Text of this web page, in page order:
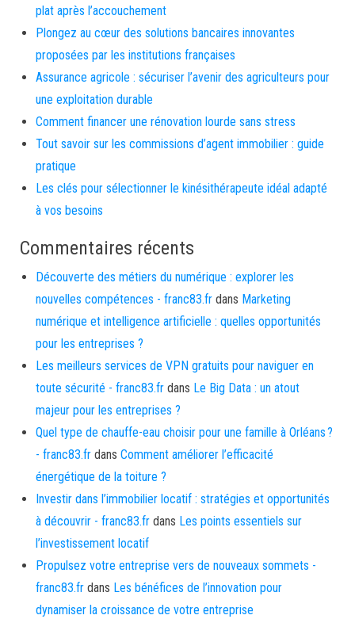
plat après l’accouchement
Plongez au cœur des solutions bancaires innovantes
proposées par les institutions françaises
Assurance agricole : sécuriser l’avenir des agriculteurs pour
une exploitation durable
Comment financer une rénovation lourde sans stress
Tout savoir sur les commissions d’agent immobilier : guide
pratique
Les clés pour sélectionner le kinésithérapeute idéal adapté
à vos besoins
Commentaires récents
Découverte des métiers du numérique : explorer les
nouvelles compétences - franc83.fr dans Marketing
numérique et intelligence artificielle : quelles opportunités
pour les entreprises ?
Les meilleurs services de VPN gratuits pour naviguer en
toute sécurité - franc83.fr dans Le Big Data : un atout
majeur pour les entreprises ?
Quel type de chauffe-eau choisir pour une famille à Orléans ?
- franc83.fr dans Comment améliorer l’efficacité
énergétique de la toiture ?
Investir dans l’immobilier locatif : stratégies et opportunités
à découvrir - franc83.fr dans Les points essentiels sur
l’investissement locatif
Propulsez votre entreprise vers de nouveaux sommets -
franc83.fr dans Les bénéfices de l’innovation pour
dynamiser la croissance de votre entreprise